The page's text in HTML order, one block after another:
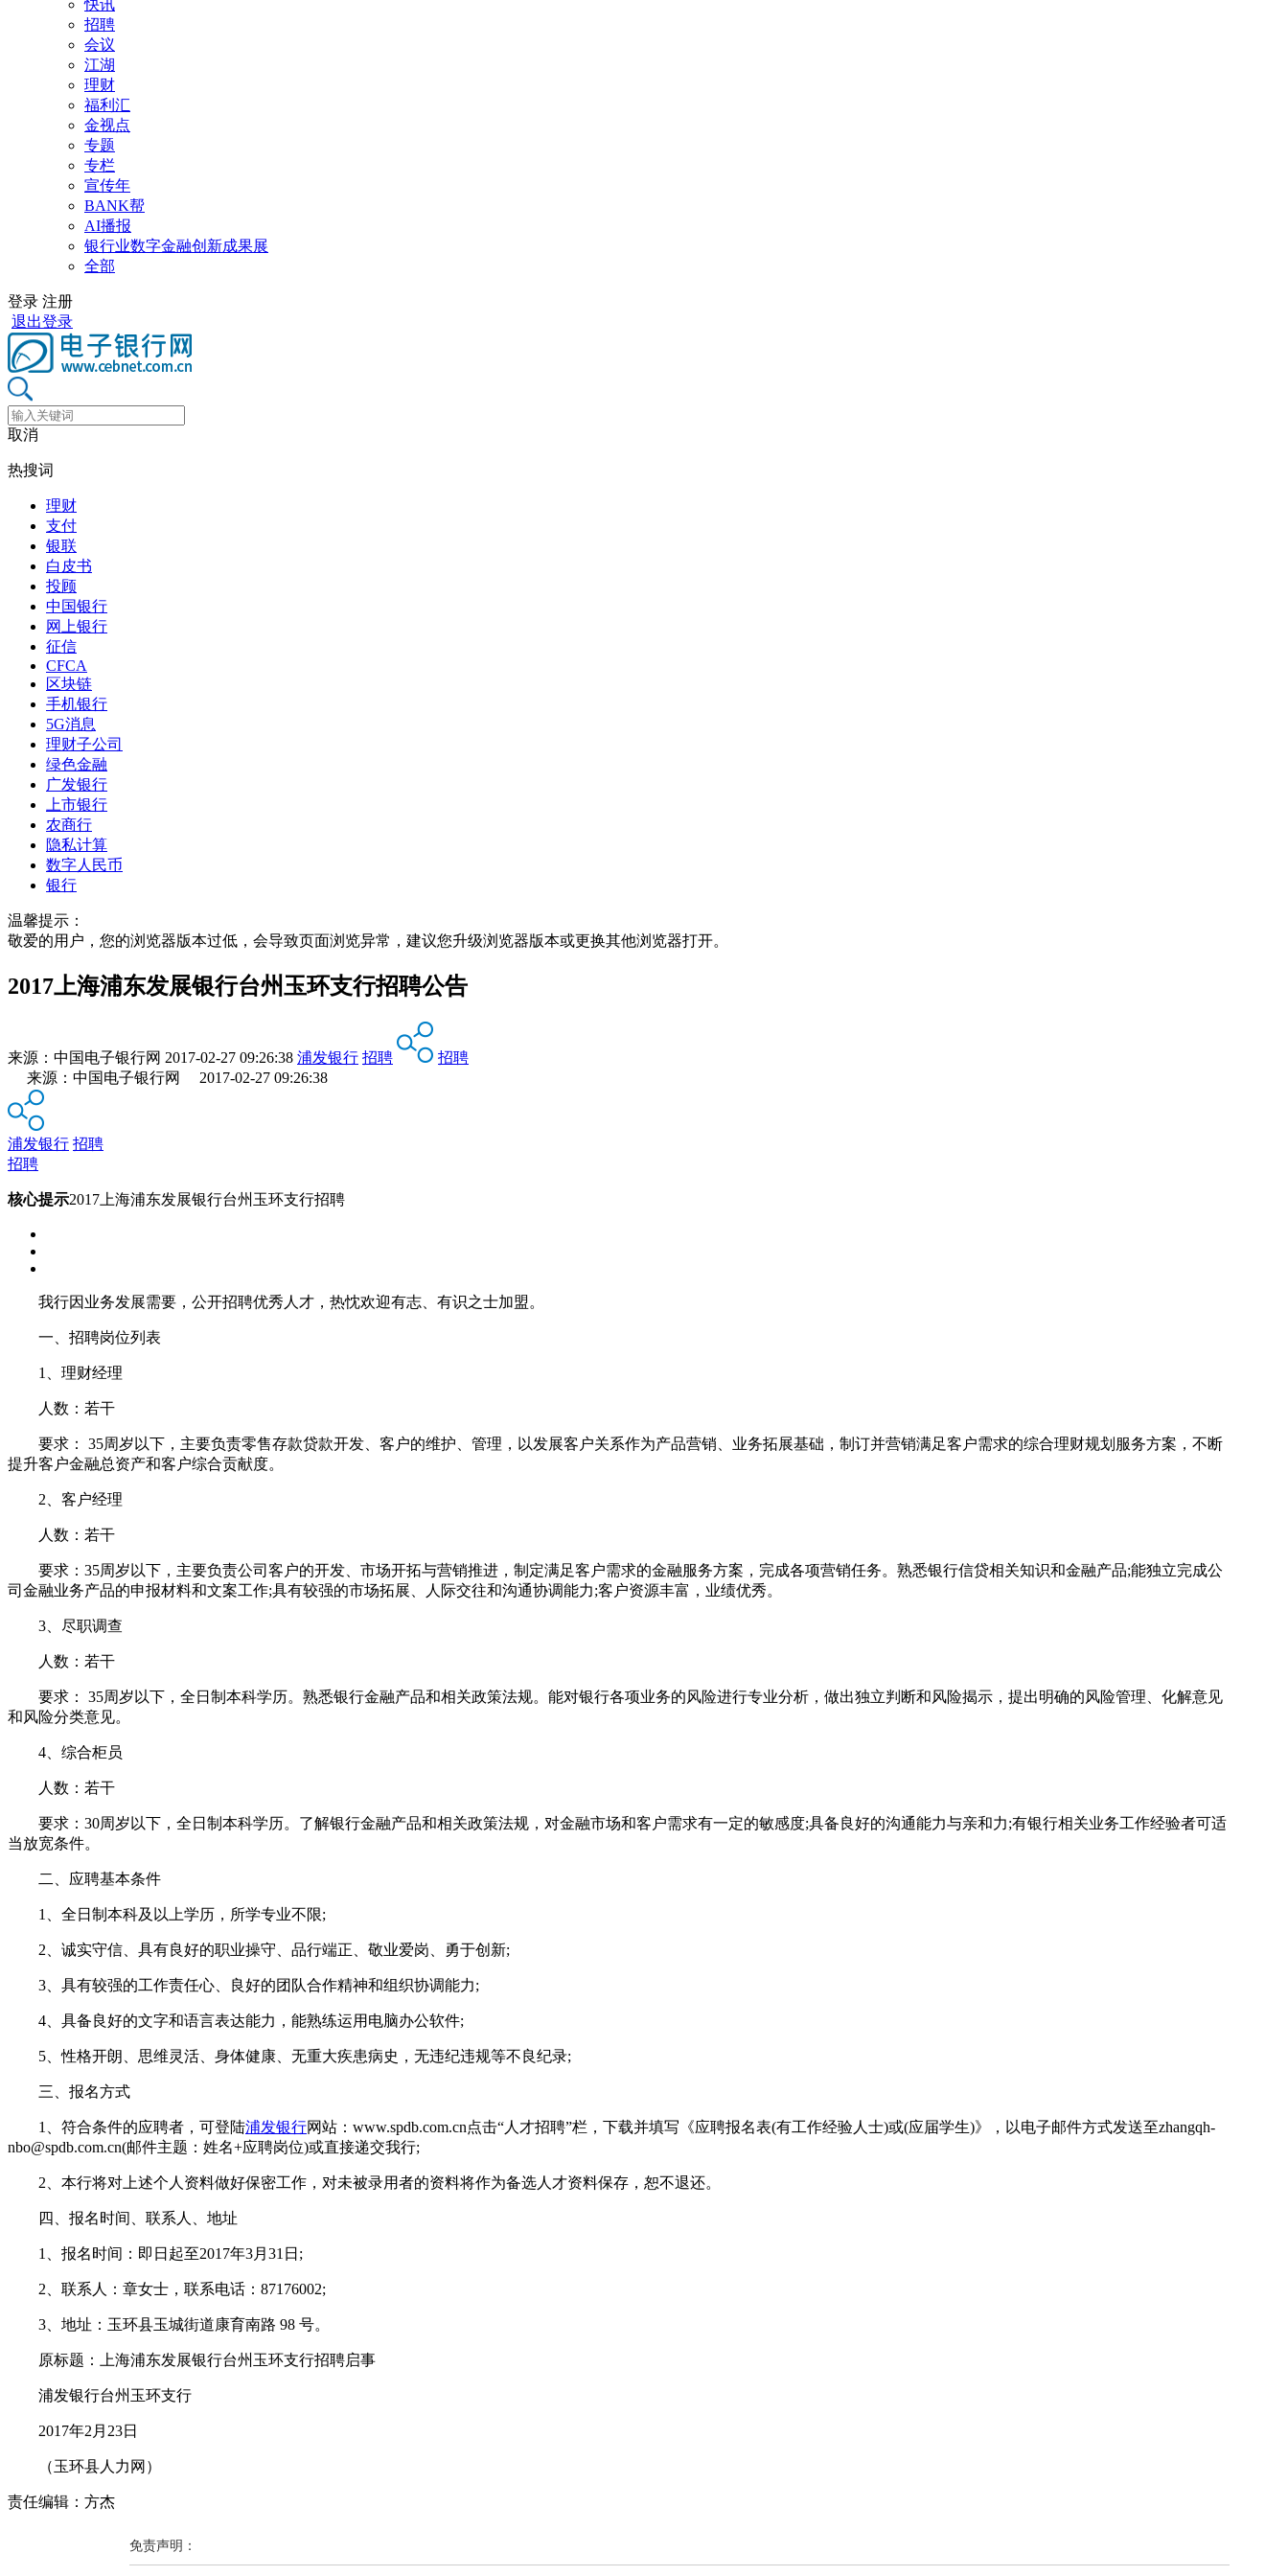
快讯
招聘
会议
江湖
理财
福利汇
金视点
专题
专栏
宣传年
BANK帮
AI播报
银行业数字金融创新成果展
全部
登录 注册
退出登录
取消
热搜词
理财
支付
银联
白皮书
投顾
中国银行
网上银行
征信
CFCA
区块链
手机银行
5G消息
理财子公司
绿色金融
广发银行
上市银行
农商行
隐私计算
数字人民币
银行
温馨提示：
敬爱的用户，您的浏览器版本过低，会导致页面浏览异常，建议您升级浏览器版本或更换其他浏览器打开。
2017上海浦东发展银行台州玉环支行招聘公告
来源： 中国电子银行网 2017-02-27 09:26:38 浦发银行 招聘
招聘
来源：中国电子银行网 2017-02-27 09:26:38
浦发银行 招聘
招聘
核心提示2017上海浦东发展银行台州玉环支行招聘
我行因业务发展需要，公开招聘优秀人才，热忱欢迎有志、有识之士加盟。
一、招聘岗位列表
1、理财经理
人数：若干
要求： 35周岁以下，主要负责零售存款贷款开发、客户的维护、管理，以发展客户关系作为产品营销、业务拓展基础，制订并营销满足客户需求的综合理财规划服务方案，不断
提升客户金融总资产和客户综合贡献度。
2、客户经理
人数：若干
要求：35周岁以下，主要负责公司客户的开发、市场开拓与营销推进，制定满足客户需求的金融服务方案，完成各项营销任务。熟悉银行信贷相关知识和金融产品;能独立完成公
司金融业务产品的申报材料和文案工作;具有较强的市场拓展、人际交往和沟通协调能力;客户资源丰富，业绩优秀。
3、尽职调查
人数：若干
要求： 35周岁以下，全日制本科学历。熟悉银行金融产品和相关政策法规。能对银行各项业务的风险进行专业分析，做出独立判断和风险揭示，提出明确的风险管理、化解意见
和风险分类意见。
4、综合柜员
人数：若干
要求：30周岁以下，全日制本科学历。了解银行金融产品和相关政策法规，对金融市场和客户需求有一定的敏感度;具备良好的沟通能力与亲和力;有银行相关业务工作经验者可适
当放宽条件。
二、应聘基本条件
1、全日制本科及以上学历，所学专业不限;
2、诚实守信、具有良好的职业操守、品行端正、敬业爱岗、勇于创新;
3、具有较强的工作责任心、良好的团队合作精神和组织协调能力;
4、具备良好的文字和语言表达能力，能熟练运用电脑办公软件;
5、性格开朗、思维灵活、身体健康、无重大疾患病史，无违纪违规等不良纪录;
三、报名方式
1、符合条件的应聘者，可登陆浦发银行网站：www.spdb.com.cn点击“人才招聘”栏，下载并填写《应聘报名表(有工作经验人士)或(应届学生)》，以电子邮件方式发送至zhangqh-
nbo@spdb.com.cn(邮件主题：姓名+应聘岗位)或直接递交我行;
2、本行将对上述个人资料做好保密工作，对未被录用者的资料将作为备选人才资料保存，恕不退还。
四、报名时间、联系人、地址
1、报名时间：即日起至2017年3月31日;
2、联系人：章女士，联系电话：87176002;
3、地址：玉环县玉城街道康育南路 98 号。
原标题：上海浦东发展银行台州玉环支行招聘启事
浦发银行台州玉环支行
2017年2月23日
（玉环县人力网）
责任编辑：方杰
免责声明：